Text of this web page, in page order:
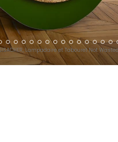
Lampadaire et Tabouret Not Wasted